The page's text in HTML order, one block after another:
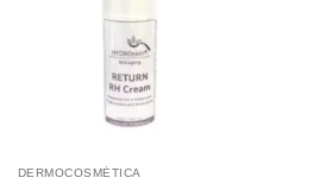
DERMOCOSMÉTICA